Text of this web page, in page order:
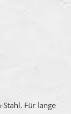
Stahl. Für lange